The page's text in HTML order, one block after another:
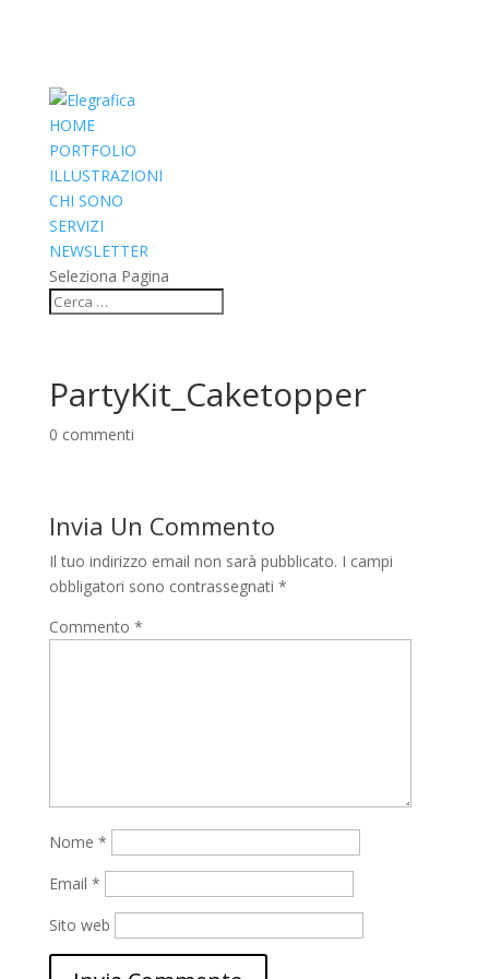
HOME
PORTFOLIO
ILLUSTRAZIONI
CHI SONO
SERVIZI
NEWSLETTER
Seleziona Pagina
PartyKit_Caketopper
0 commenti
Invia Un Commento
Il tuo indirizzo email non sarà pubblicato. I campi
obbligatori sono contrassegnati *
Commento *
Nome *
Email *
Sito web